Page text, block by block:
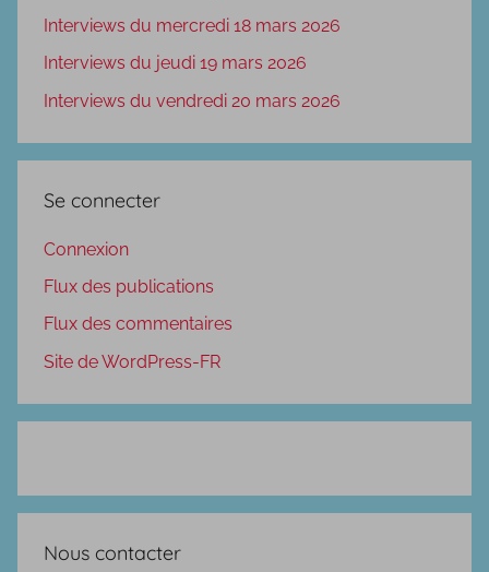
Interviews du mercredi 18 mars 2026
Interviews du jeudi 19 mars 2026
Interviews du vendredi 20 mars 2026
Se connecter
Connexion
Flux des publications
Flux des commentaires
Site de WordPress-FR
Nous contacter